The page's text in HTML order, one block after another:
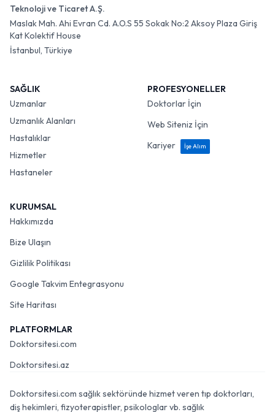
Teknoloji ve Ticaret A.Ş.
Maslak Mah. Ahi Evran Cd. A.O.S 55 Sokak No:2 Aksoy Plaza Giriş
Kat Kolektif House
İstanbul, Türkiye
SAĞLIK
Uzmanlar
Uzmanlık Alanları
Hastalıklar
Hizmetler
Hastaneler
PROFESYONELLER
Doktorlar İçin
Web Siteniz İçin
Kariyer
İşe Alım
KURUMSAL
Hakkımızda
Bize Ulaşın
Gizlilik Politikası
Google Takvim Entegrasyonu
Site Haritası
PLATFORMLAR
Doktorsitesi.com
Doktorsitesi.az
Doktorsitesi.com sağlık sektöründe hizmet veren tıp doktorları,
diş hekimleri, fizyoterapistler, psikologlar vb. sağlık